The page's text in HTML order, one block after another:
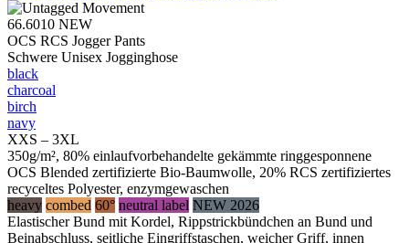
66.6010 NEW
OCS RCS Jogger Pants
Schwere Unisex Jogginghose
black
charcoal
birch
navy
XXS – 3XL
350g/m², 80% einlaufvorbehandelte gekämmte ringgesponnene
OCS Blended zertifizierte Bio-Baumwolle, 20% RCS zertifiziertes
recyceltes Polyester, enzymgewaschen
heavy combed 60° neutral label NEW 2026
Elastischer Bund mit Kordel, Rippstrickbündchen an Bund und
Beinabschluss, seitliche Eingriffstaschen, weicher Griff, innen